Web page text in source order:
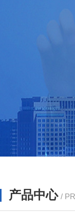
产品中心 /